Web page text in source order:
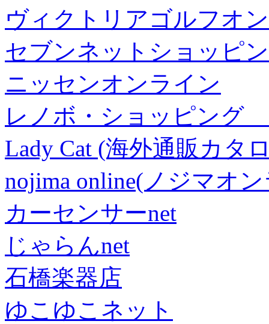
ヴィクトリアゴルフオ
セブンネットショッピ
ニッセンオンライン
レノボ・ショッピング
Lady Cat (海外通販カタ
nojima online(ノジマオ
カーセンサーnet
じゃらんnet
石橋楽器店
ゆこゆこネット